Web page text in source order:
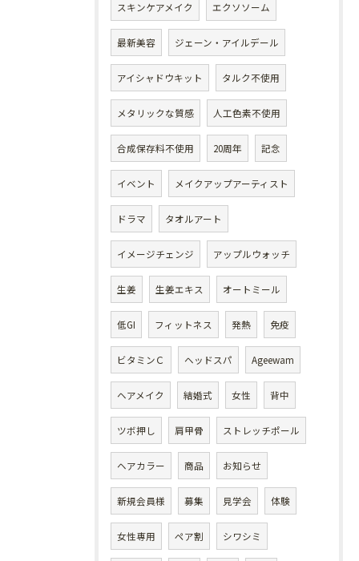
スキンケアメイク エクソソーム
最新美容 ジェーン・アイルデール
アイシャドウキット タルク不使用
メタリックな質感 人工色素不使用
合成保存料不使用 20周年 記念
イベント メイクアップアーティスト
ドラマ タオルアート
イメージチェンジ アップルウォッチ
生姜 生姜エキス オートミール
低GI フィットネス 発熱 免疫
ビタミンＣ ヘッドスパ Ageewam
ヘアメイク 結婚式 女性 背中
ツボ押し 肩甲骨 ストレッチポール
ヘアカラー 商品 お知らせ
新規会員様 募集 見学会 体験
女性専用 ペア割 シワシミ